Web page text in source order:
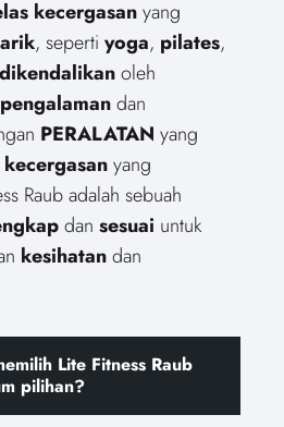
kecergasanyang
, seperti yoga, pilates,
dikendalikanoleh
dan
PERALATAN yang
yang
Raub adalah sebuah
dan sesuai untuk
kesihatandan
Lite Fitness Raub
pilihan?